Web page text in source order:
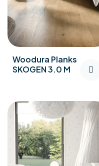
Woodura Planks
SKOGEN 3.0 M